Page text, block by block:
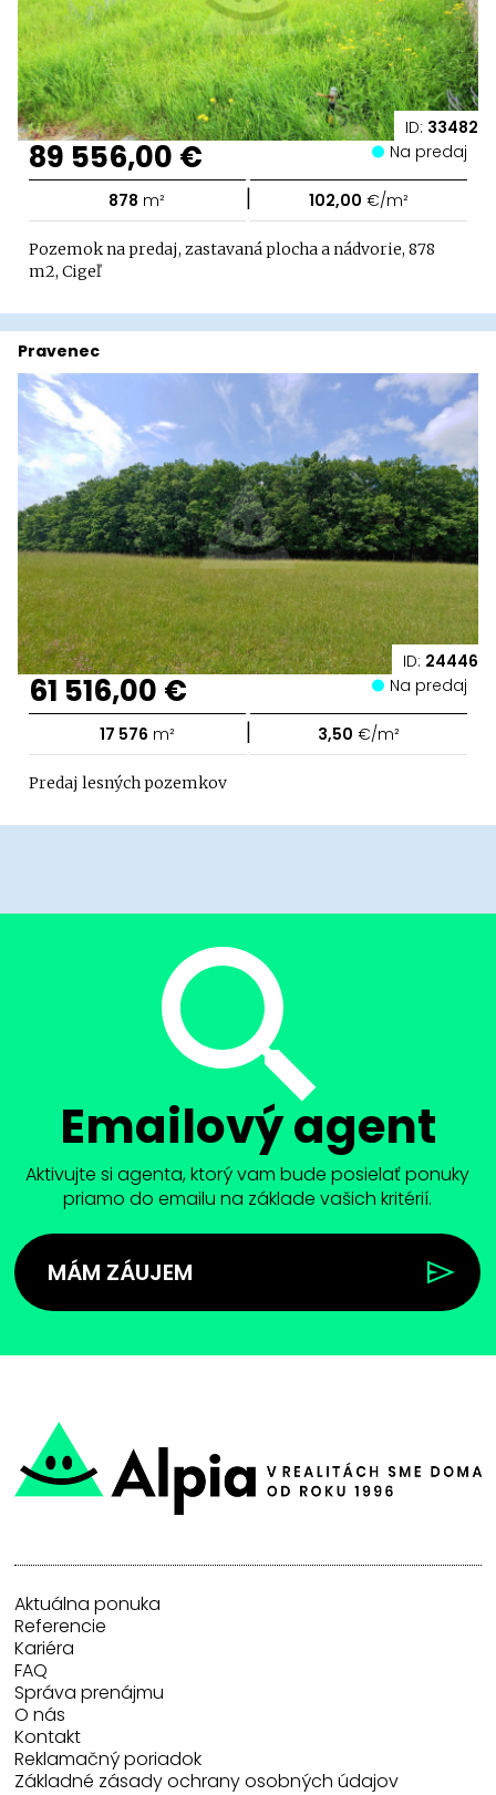
ID: 33482
89 556,00 € Na predaj
878 m² | 102,00 €/m²
Pozemok na predaj, zastavaná plocha a nádvorie, 878
m2, Cigeľ
ID: 24446
Pravenec
61 516,00 € Na predaj
17 576 m² | 3,50 €/m²
Predaj lesných pozemkov
Emailový agent
Aktivujte si agenta, ktorý vam bude posielať ponuky
priamo do emailu na základe vašich kritérií.
MÁM ZÁUJEM
Aktuálna ponuka
Referencie
Kariéra
FAQ
Správa prenájmu
O nás
Kontakt
Reklamačný poriadok
Základné zásady ochrany osobných údajov